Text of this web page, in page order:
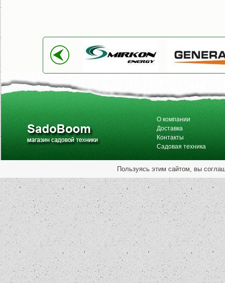
О компании
Доставка
Контакты
Садовая техника
Пользуясь этим сайтом, вы